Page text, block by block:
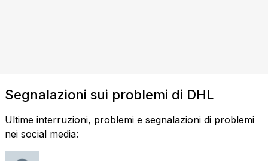
Segnalazioni sui problemi di DHL
Ultime interruzioni, problemi e segnalazioni di problemi
nei social media: